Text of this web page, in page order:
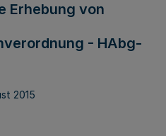
Erhebung von
- HAbg-
2015